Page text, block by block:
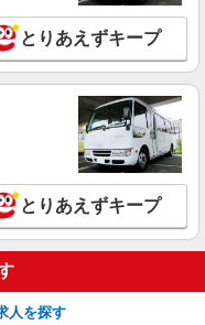
円〜5,239円 ・遠隔面
円 ・電話支援 1件：
メール支援 1件：500円
は弊社負担。その他、支
県東松山市及びその周辺
詳細を見る
応コース
・管理栄養士）
：
) 1日：10,000円〜14,716
：4,286円〜5,239円 ・
1691円 ・電話支援 1
・メール支援 1件：500円
えた金額をお支払いいた
県東松山市及びその周辺
詳細を見る
とりあえずキープ
とりあえずキープ
人を探す